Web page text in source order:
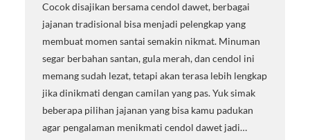
Cocok disajikan bersama cendol dawet, berbagai
jajanan tradisional bisa menjadi pelengkap yang
membuat momen santai semakin nikmat. Minuman
segar berbahan santan, gula merah, dan cendol ini
memang sudah lezat, tetapi akan terasa lebih lengkap
jika dinikmati dengan camilan yang pas. Yuk simak
beberapa pilihan jajanan yang bisa kamu padukan
agar pengalaman menikmati cendol dawet jadi…